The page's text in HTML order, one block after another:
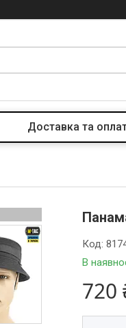
Доставка та
В
Код:
720